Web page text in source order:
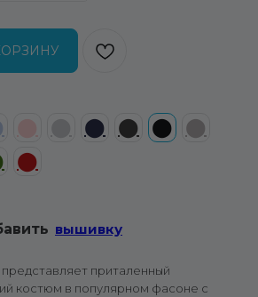
⬤ ⬤ ⬤
⬤
⬤
вышивку
приталенный
костюм в популярном фасоне с